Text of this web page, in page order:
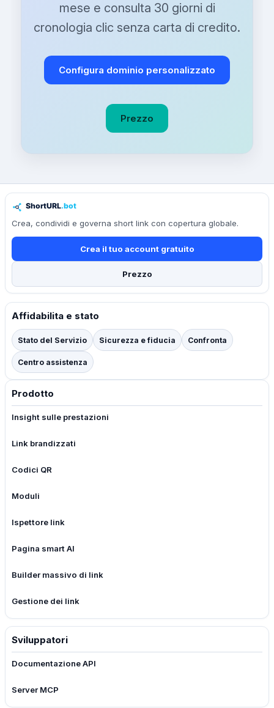
mese e consulta 30 giorni di
cronologia clic senza carta di credito.
Configura dominio personalizzato
Prezzo
Crea, condividi e governa short link con copertura globale.
Crea il tuo account gratuito
Prezzo
Affidabilita e stato
Stato del Servizio Sicurezza e fiducia Confronta
Centro assistenza
Prodotto
Insight sulle prestazioni
Link brandizzati
Codici QR
Moduli
Ispettore link
Pagina smart AI
Builder massivo di link
Gestione dei link
Sviluppatori
Documentazione API
Server MCP